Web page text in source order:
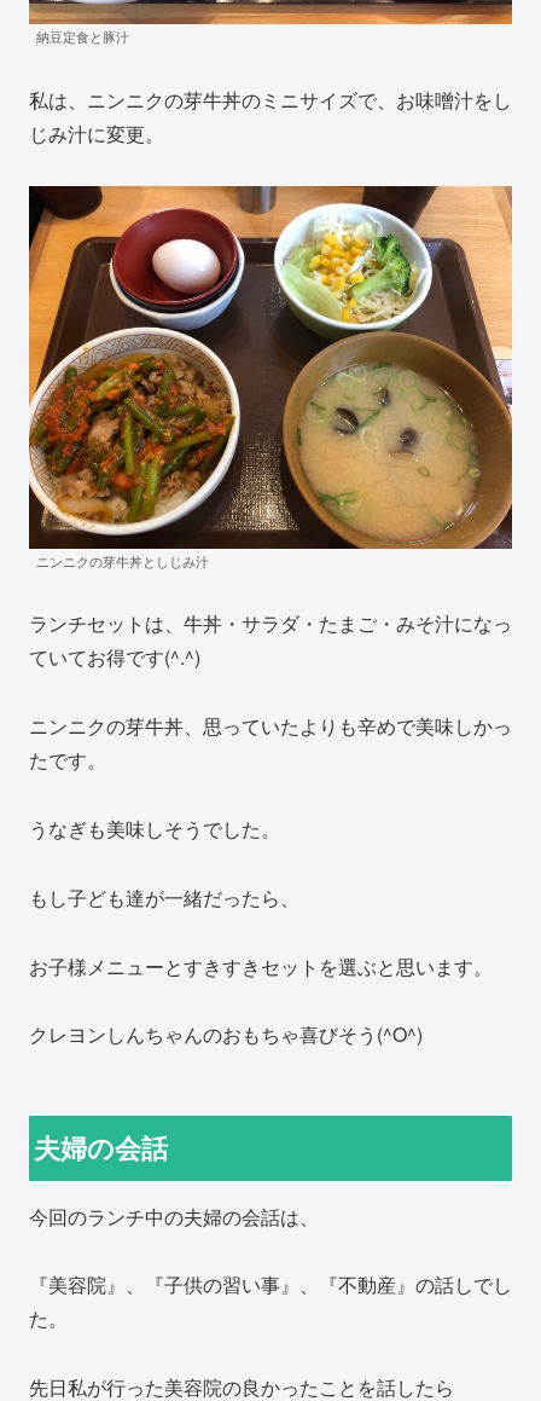
納豆定食と豚汁
私は、ニンニクの芽牛丼のミニサイズで、お味噌汁をし
じみ汁に変更。
ニンニクの芽牛丼としじみ汁
ランチセットは、牛丼・サラダ・たまご・みそ汁になっ
ていてお得です(^.^)
ニンニクの芽牛丼、思っていたよりも辛めで美味しかっ
たです。
うなぎも美味しそうでした。
もし子ども達が一緒だったら、
お子様メニューとすきすきセットを選ぶと思います。
クレヨンしんちゃんのおもちゃ喜びそう(^O^)
夫婦の会話
今回のランチ中の夫婦の会話は、
『美容院』、『子供の習い事』、『不動産』の話しでし
た。
先日私が行った美容院の良かったことを話したら